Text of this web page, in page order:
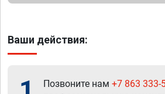
Ваши действия:
Позвоните нам +7 863 333-